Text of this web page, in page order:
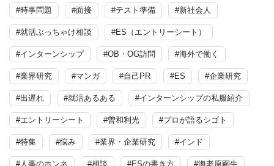
#時事問題 #面接 #テスト準備 #新社会人
#就活ぶっちゃけ相談 #ES（エントリーシート）
#インターンシップ #OB・OG訪問 #海外で働く
#業界研究 #マンガ #自己PR #ES #企業研究
#出遅れ #就活あるある #インターンシップの私服紹介
#エントリーシート #曽和利光 #プロが語るシゴト
#特集 #悩み #業界・企業研究 #インド
#人事のホンネ #相談 #ESの書き方 #海老原嗣生